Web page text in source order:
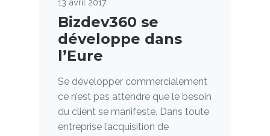
13 avril 2017
Bizdev360 se
développe dans
l’Eure
Se développer commercialement
ce n’est pas attendre que le besoin
du client se manifeste. Dans toute
entreprise l’acquisition de